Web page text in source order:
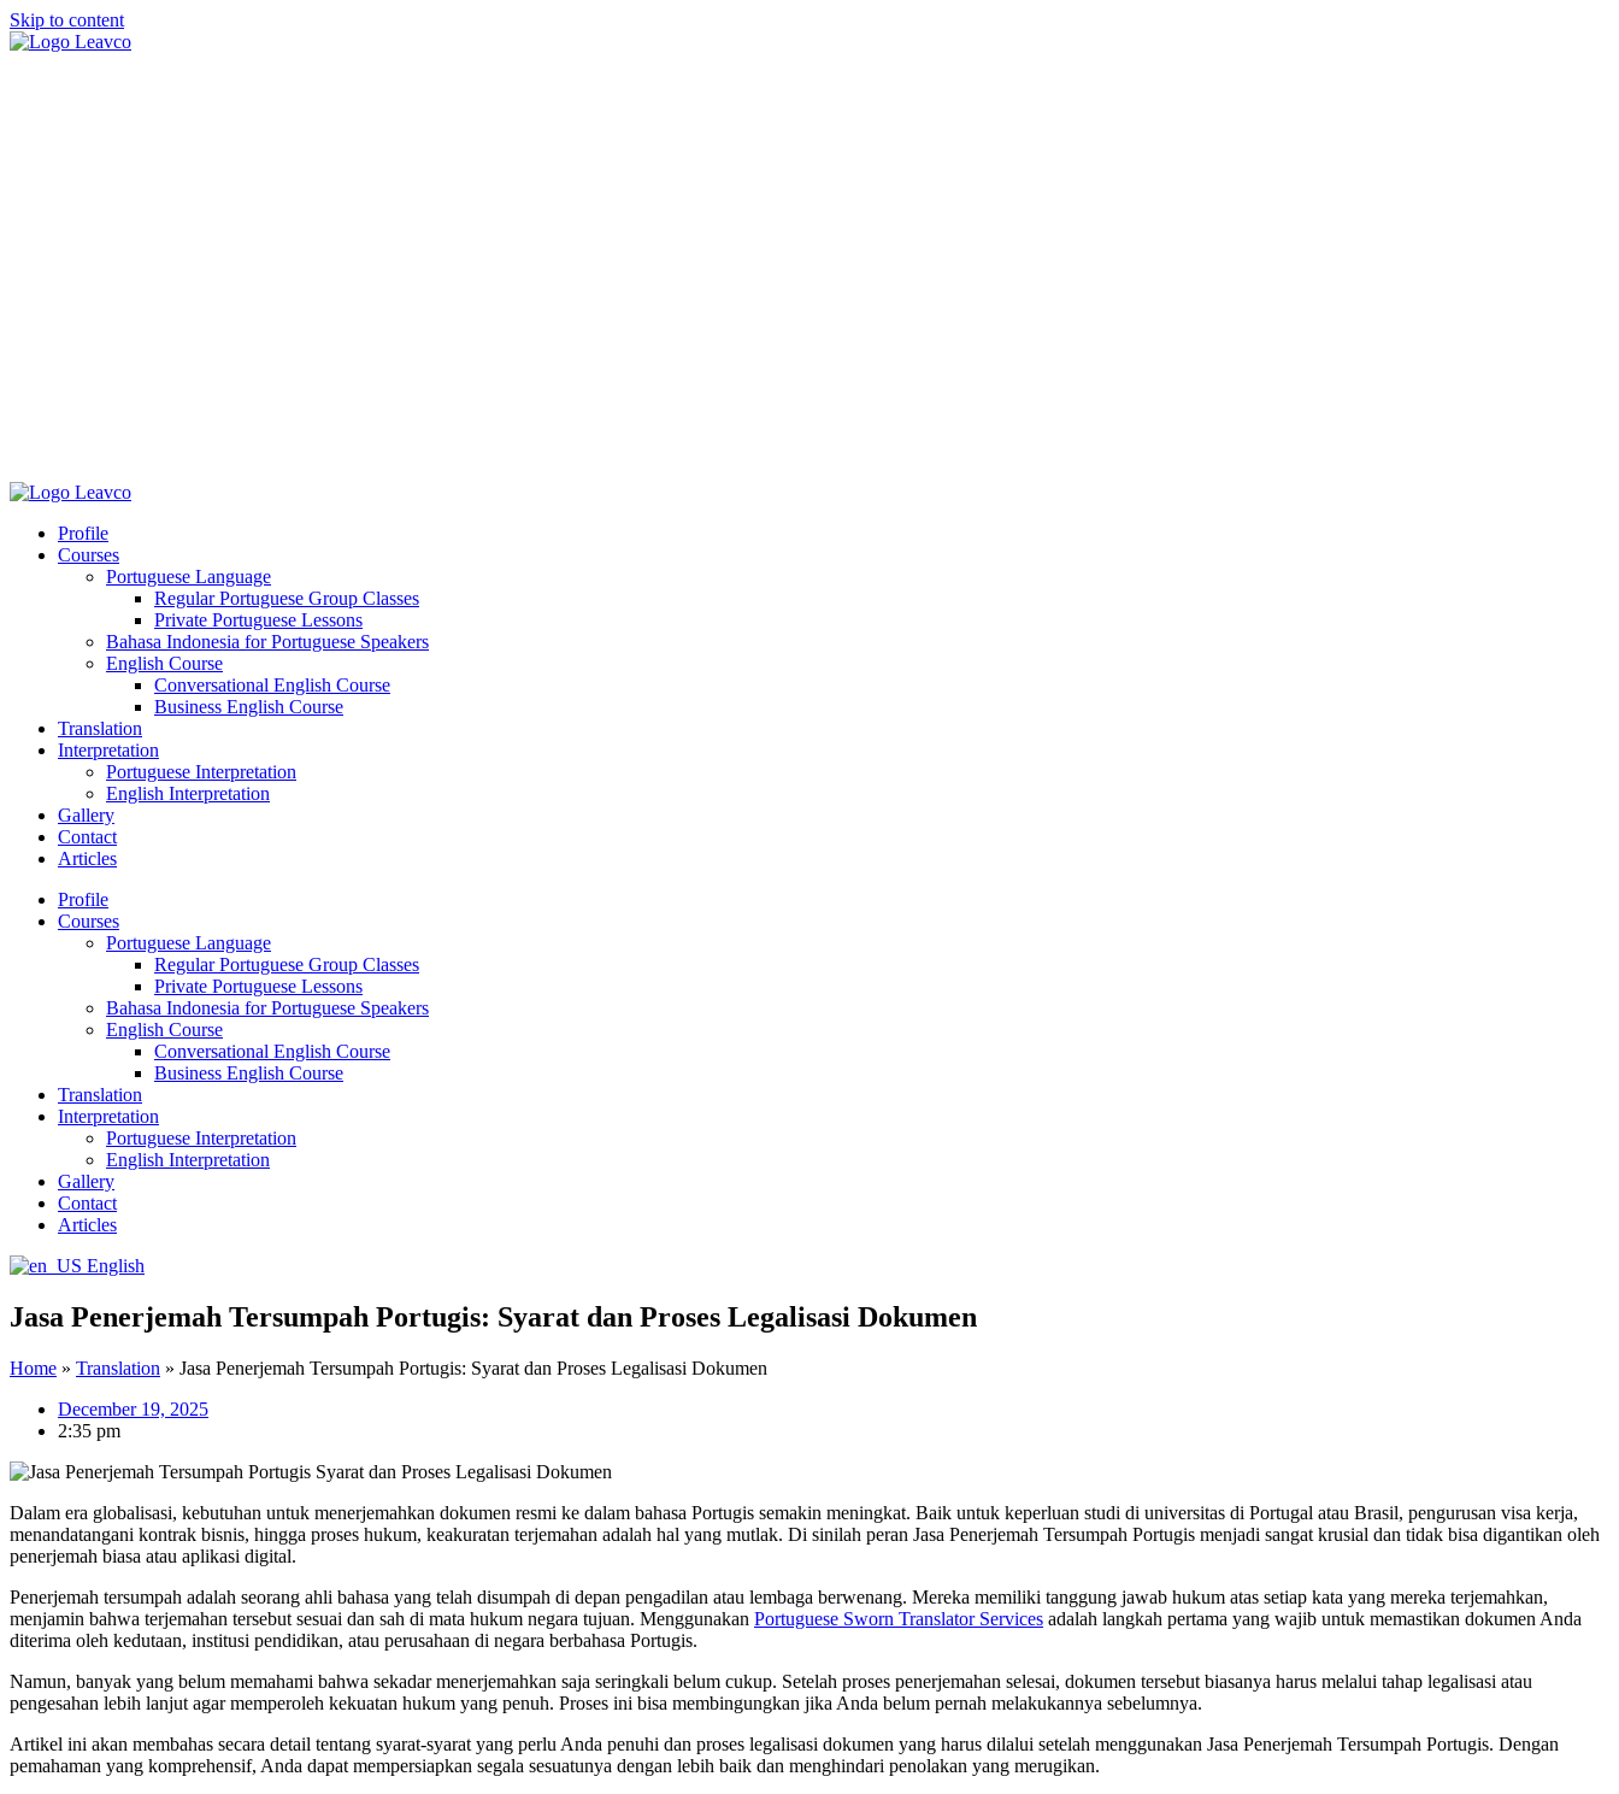
Skip to content
Profile
Courses
Portuguese Language
Regular Portuguese Group Classes
Private Portuguese Lessons
Bahasa Indonesia for Portuguese Speakers
English Course
Conversational English Course
Business English Course
Translation
Interpretation
Portuguese Interpretation
English Interpretation
Gallery
Contact
Articles
Profile
Courses
Portuguese Language
Regular Portuguese Group Classes
Private Portuguese Lessons
Bahasa Indonesia for Portuguese Speakers
English Course
Conversational English Course
Business English Course
Translation
Interpretation
Portuguese Interpretation
English Interpretation
Gallery
Contact
Articles
English
Jasa Penerjemah Tersumpah Portugis: Syarat dan Proses Legalisasi Dokumen
Home » Translation » Jasa Penerjemah Tersumpah Portugis: Syarat dan Proses Legalisasi Dokumen
December 19, 2025
2:35 pm
Dalam era globalisasi, kebutuhan untuk menerjemahkan dokumen resmi ke dalam bahasa Portugis semakin meningkat. Baik untuk keperluan studi di universitas di Portugal atau Brasil, pengurusan visa kerja,
menandatangani kontrak bisnis, hingga proses hukum, keakuratan terjemahan adalah hal yang mutlak. Di sinilah peran Jasa Penerjemah Tersumpah Portugis menjadi sangat krusial dan tidak bisa digantikan oleh
penerjemah biasa atau aplikasi digital.
Penerjemah tersumpah adalah seorang ahli bahasa yang telah disumpah di depan pengadilan atau lembaga berwenang. Mereka memiliki tanggung jawab hukum atas setiap kata yang mereka terjemahkan,
menjamin bahwa terjemahan tersebut sesuai dan sah di mata hukum negara tujuan. Menggunakan Portuguese Sworn Translator Services adalah langkah pertama yang wajib untuk memastikan dokumen Anda
diterima oleh kedutaan, institusi pendidikan, atau perusahaan di negara berbahasa Portugis.
Namun, banyak yang belum memahami bahwa sekadar menerjemahkan saja seringkali belum cukup. Setelah proses penerjemahan selesai, dokumen tersebut biasanya harus melalui tahap legalisasi atau
pengesahan lebih lanjut agar memperoleh kekuatan hukum yang penuh. Proses ini bisa membingungkan jika Anda belum pernah melakukannya sebelumnya.
Artikel ini akan membahas secara detail tentang syarat-syarat yang perlu Anda penuhi dan proses legalisasi dokumen yang harus dilalui setelah menggunakan Jasa Penerjemah Tersumpah Portugis. Dengan
pemahaman yang komprehensif, Anda dapat mempersiapkan segala sesuatunya dengan lebih baik dan menghindari penolakan yang merugikan.